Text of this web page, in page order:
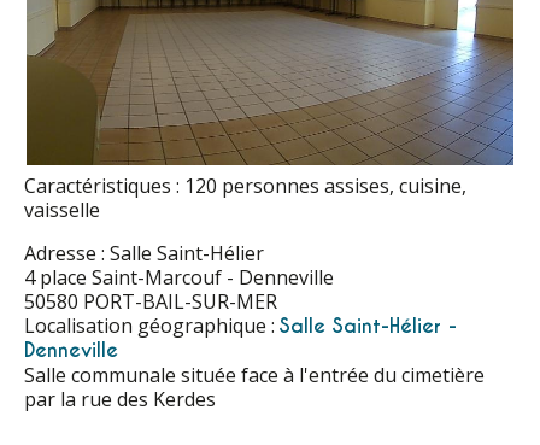
Caractéristiques : 120 personnes assises, cuisine,
vaisselle
Adresse : Salle Saint-Hélier
4 place Saint-Marcouf - Denneville
50580 PORT-BAIL-SUR-MER
Localisation géographique : Salle Saint-Hélier -
Denneville
Salle communale située face à l'entrée du cimetière
par la rue des Kerdes